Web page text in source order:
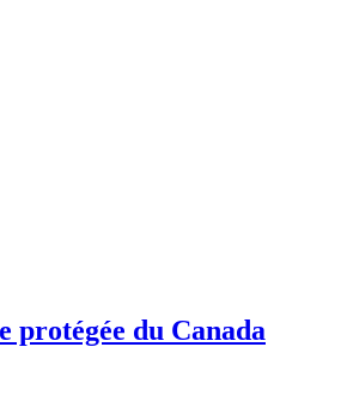
protégée du Canada